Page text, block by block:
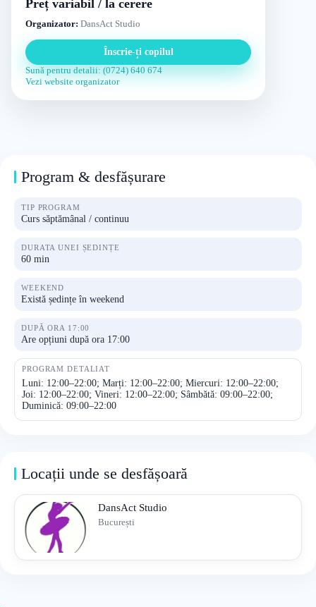
Preț variabil / la cerere
Organizator: DansAct Studio
Înscrie-ți copilul
Sună pentru detalii: (0724) 640 674
Vezi website organizator
Program & desfășurare
TIP PROGRAM
Curs săptămânal / continuu
DURATA UNEI ȘEDINȚE
60 min
WEEKEND
Există ședințe în weekend
DUPĂ ORA 17:00
Are opțiuni după ora 17:00
PROGRAM DETALIAT
Luni: 12:00–22:00; Marți: 12:00–22:00; Miercuri: 12:00–22:00;
Joi: 12:00–22:00; Vineri: 12:00–22:00; Sâmbătă: 09:00–22:00;
Duminică: 09:00–22:00
Locații unde se desfășoară
DansAct Studio
București